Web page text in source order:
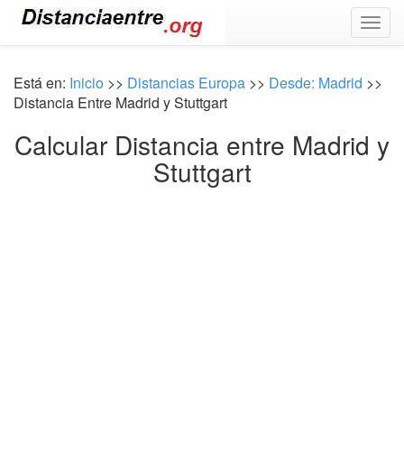
Está en: Inicio >> Distancias Europa >> Desde: Madrid >>
Distancia Entre Madrid y Stuttgart
Calcular Distancia entre Madrid y
Stuttgart